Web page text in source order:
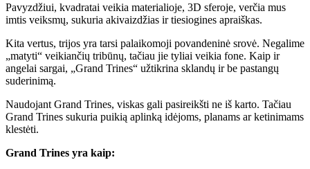
Pavyzdžiui, kvadratai veikia materialioje, 3D sferoje, verčia mus
imtis veiksmų, sukuria akivaizdžias ir tiesiogines apraiškas.
Kita vertus, trijos yra tarsi palaikomoji povandeninė srovė. Negalime
„matyti“ veikiančių tribūnų, tačiau jie tyliai veikia fone. Kaip ir
angelai sargai, „Grand Trines“ užtikrina sklandų ir be pastangų
suderinimą.
Naudojant Grand Trines, viskas gali pasireikšti ne iš karto. Tačiau
Grand Trines sukuria puikią aplinką idėjoms, planams ar ketinimams
klestėti.
Grand Trines yra kaip: